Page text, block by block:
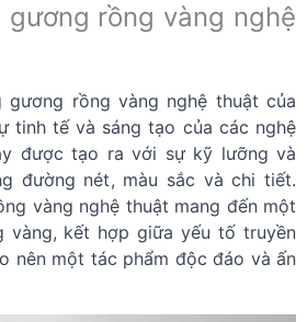
gương rồng vàng nghệ
gương rồng vàng nghệ thuật của
tinh tế và sáng tạo của các nghệ
được tạo ra với sự kỹ lưỡng và
đường nét, màu sắc và chi tiết.
vàng nghệ thuật mang đến một
vàng, kết hợp giữa yếu tố truyền
nên một tác phẩm độc đáo và ấn